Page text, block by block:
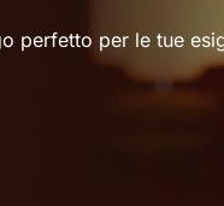
perfetto per le tue